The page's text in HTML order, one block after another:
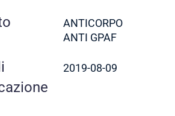
gara
ANTICORPO
ANTI GPAF
2019-08-09